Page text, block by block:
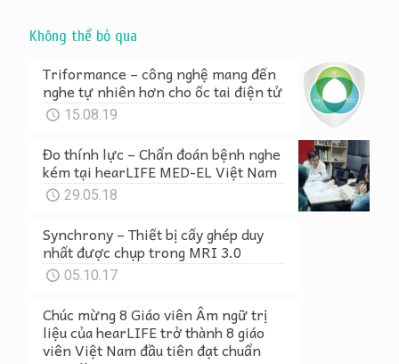
Không thể bỏ qua
Triformance – công nghệ mang đến
nghe tự nhiên hơn cho ốc tai điện tử
15.08.19
Đo thính lực – Chẩn đoán bệnh nghe
kém tại hearLIFE MED-EL Việt Nam
29.05.18
Synchrony – Thiết bị cấy ghép duy
nhất được chụp trong MRI 3.0
05.10.17
Chúc mừng 8 Giáo viên Âm ngữ trị
liệu của hearLIFE trở thành 8 giáo
viên Việt Nam đầu tiên đạt chuẩn